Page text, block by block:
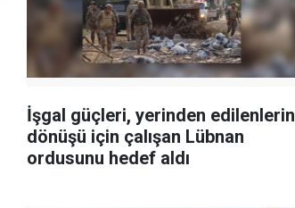
İşgal güçleri, yerinden edilenlerin
dönüşü için çalışan Lübnan
ordusunu hedef aldı